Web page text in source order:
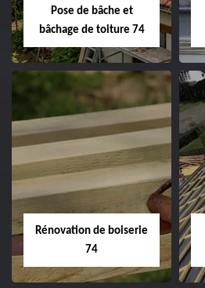
Pose de bâche et
bâchage de toiture 74
Rénovation de boiserie
74